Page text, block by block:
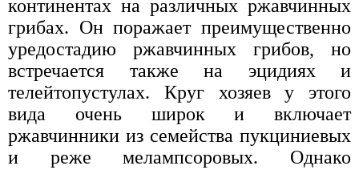
континентах на различных ржавчинных
грибах. Он поражает преимущественно
уредостадию ржавчинных грибов, но
встречается также на эцидиях и
телейтопустулах. Круг хозяев у этого
вида очень широк и включает
ржавчинники из семейства пукциниевых
и реже мелампсоровых. Однако